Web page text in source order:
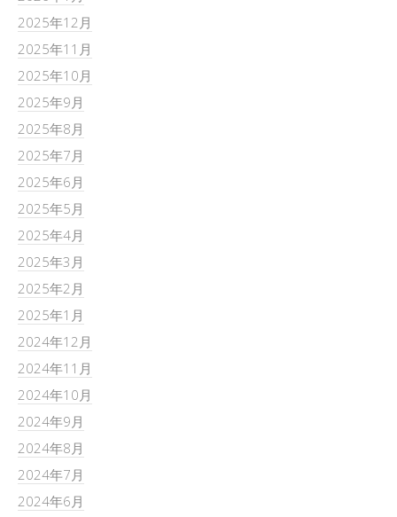
2025年12月
2025年11月
2025年10月
2025年9月
2025年8月
2025年7月
2025年6月
2025年5月
2025年4月
2025年3月
2025年2月
2025年1月
2024年12月
2024年11月
2024年10月
2024年9月
2024年8月
2024年7月
2024年6月